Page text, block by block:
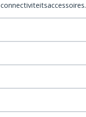
connectiviteitsaccessoires.